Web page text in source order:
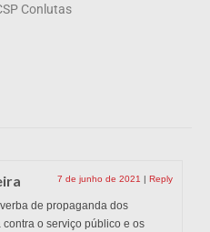
Conlutas
7 de junho de 2021 | Reply
de propaganda dos
o serviço público e os